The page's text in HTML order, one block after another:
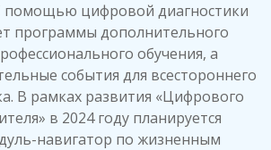
помощью цифровой диагностики
программы дополнительного
обучения, а
события для всестороннего
В рамках развития «Цифрового
в 2024 году планируется
навигатор по жизненным